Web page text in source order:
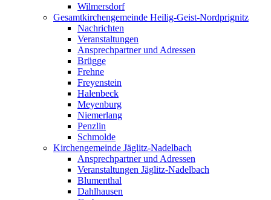
Wilmersdorf
Gesamtkirchengemeinde Heilig-Geist-Nordprignitz
Nachrichten
Veranstaltungen
Ansprechpartner und Adressen
Brügge
Frehne
Freyenstein
Halenbeck
Meyenburg
Niemerlang
Penzlin
Schmolde
Kirchengemeinde Jäglitz-Nadelbach
Ansprechpartner und Adressen
Veranstaltungen Jäglitz-Nadelbach
Blumenthal
Dahlhausen